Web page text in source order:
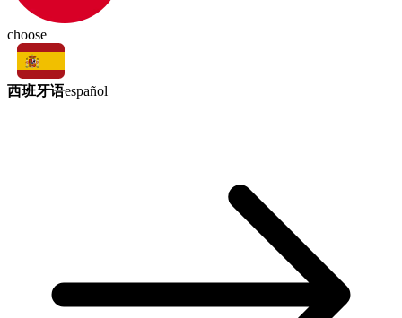
choose
西班牙语español